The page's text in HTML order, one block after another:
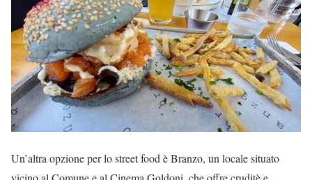
Un’altra opzione per lo street food è Branzo, un locale situato